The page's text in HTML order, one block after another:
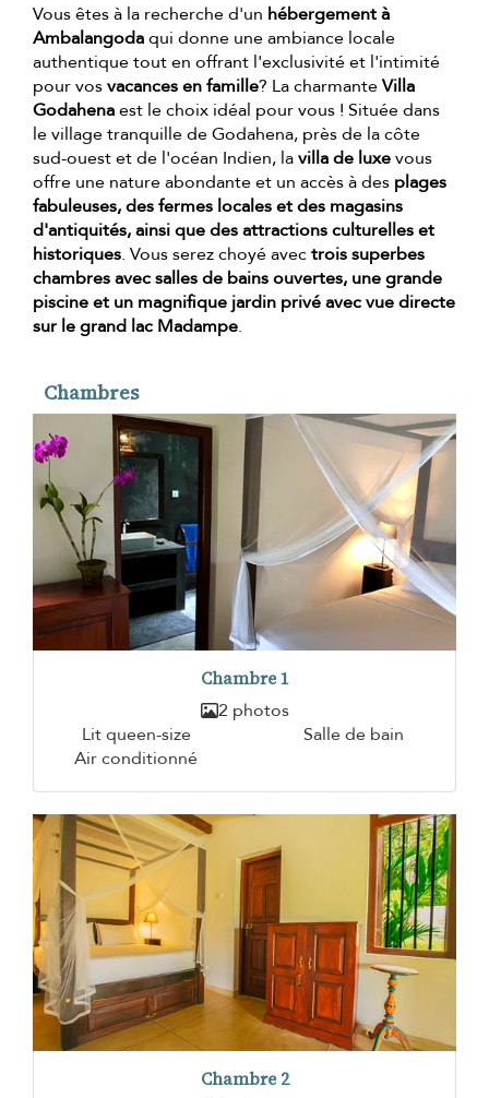
Vous êtes à la recherche d'un hébergement à
Ambalangodaqui donne une ambiance locale
authentique tout en offrant l'exclusivité et l'intimité
pour vosvacances en famille? La charmanteVilla
Godahenaest le choix idéal pour vous ! Située dans
le village tranquille de Godahena, près de la côte
sud-ouest et de l'océan Indien, lavilla de luxevous
offre une nature abondante et un accès à des plages
fabuleuses, des fermes locales et des magasins
d'antiquités, ainsi que des attractions culturelles et
historiques. Vous serez choyé avectrois superbes
chambres avec salles de bains ouvertes, une grande
piscine et un magnifique jardin privé avec vue directe
sur le grand lac Madampe.
Chambres
Chambre 1
2 photos
Lit queen-size
Salle de bain
Air conditionné
Chambre 2